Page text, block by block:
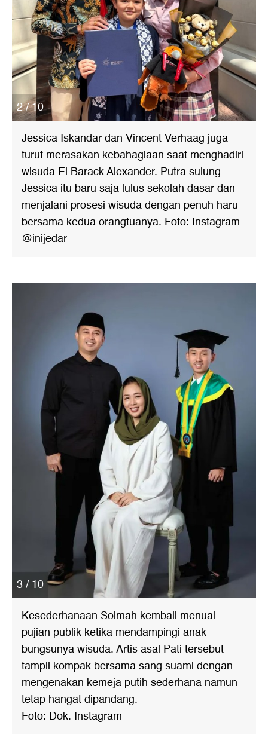
2 / 10
Jessica Iskandar dan Vincent Verhaag juga
turut merasakan kebahagiaan saat menghadiri
wisuda El Barack Alexander. Putra sulung
Jessica itu baru saja lulus sekolah dasar dan
menjalani prosesi wisuda dengan penuh haru
bersama kedua orangtuanya. Foto: Instagram
@inijedar
3 / 10
Kesederhanaan Soimah kembali menuai
pujian publik ketika mendampingi anak
bungsunya wisuda. Artis asal Pati tersebut
tampil kompak bersama sang suami dengan
mengenakan kemeja putih sederhana namun
tetap hangat dipandang.
Foto: Dok. Instagram